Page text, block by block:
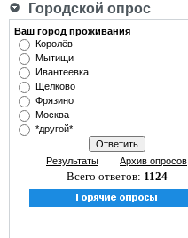
Городской опрос
Ваш город проживания
Королёв
Мытищи
Ивантеевка
Щёлково
Фрязино
Москва
*другой*
Результаты Архив опросов
Всего ответов: 1124